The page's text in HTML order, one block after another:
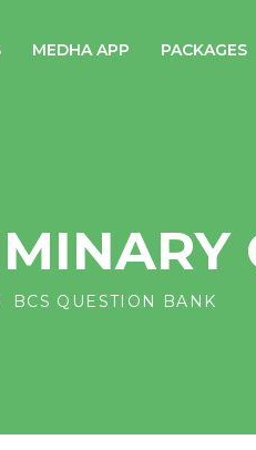
MEDHA APP PACKAGES
BCS QUESTION BANK